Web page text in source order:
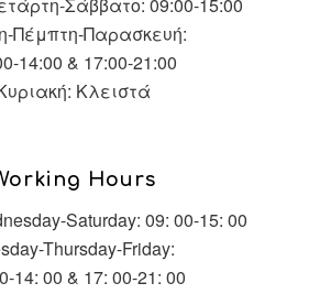
Πέμπτη-Παρασκευή:
14:00 & 17:00-21:00
Κλειστά
Hours
Saturday: 09: 00-15: 00
Thursday-Friday:
14: 00 & 17: 00-21: 00